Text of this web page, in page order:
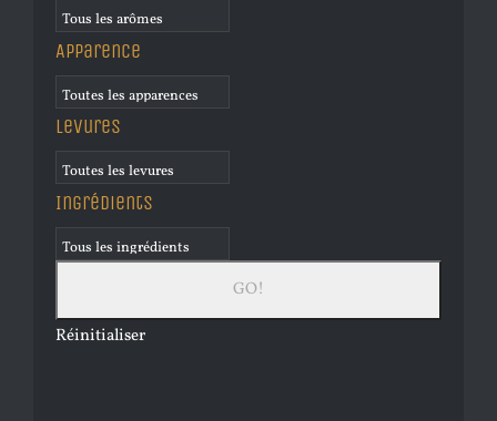
Apparence
Levures
Ingrédients
Réinitialiser